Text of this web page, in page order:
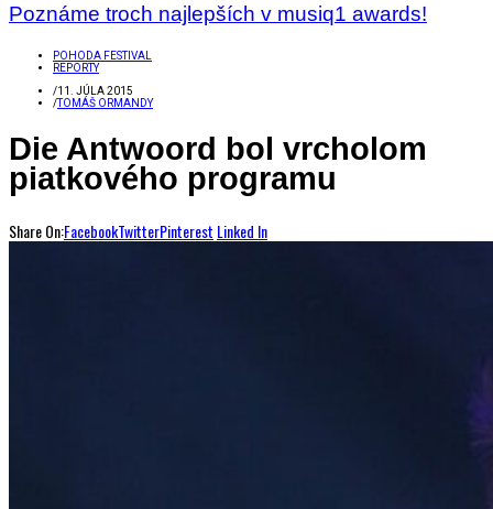
Poznáme troch najlepších v musiq1 awards!
POHODA FESTIVAL
REPORTY
/11. JÚLA 2015
/TOMÁŠ ORMANDY
Die Antwoord bol vrcholom
piatkového programu
Share On:FacebookTwitterPinterest Linked In